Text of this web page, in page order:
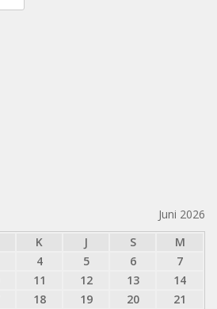
Juni 2026
K J S
M
4 5 6
7
11 12 13
14
18 19 20
21